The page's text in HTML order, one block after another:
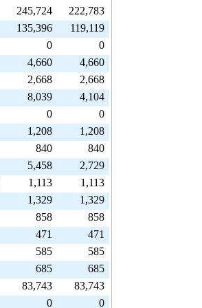
245,724
222,783
135,396
119,119
0
0
4,660
4,660
2,668
2,668
8,039
4,104
0
0
1,208
1,208
840
840
5,458
2,729
1,113
1,113
1,329
1,329
858
858
471
471
585
585
685
685
83,743
83,743
0 0